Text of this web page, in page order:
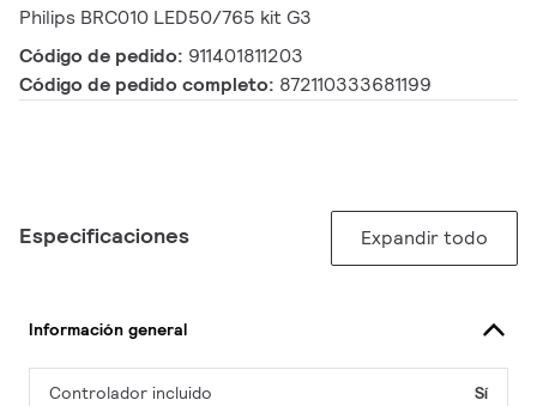
Philips BRC010 LED50/765 kit G3
Código de pedido: 911401811203
Código de pedido completo: 872110333681199
Especificaciones Expandir todo
Información general
Controlador incluido Sí